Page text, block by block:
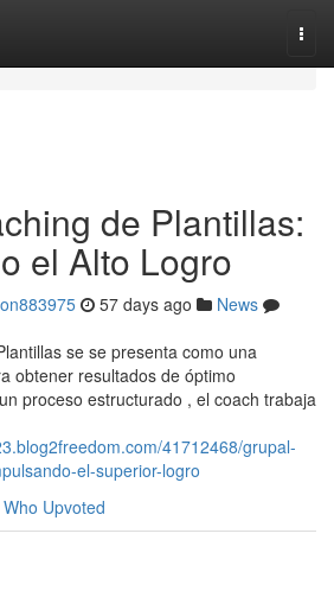
de Plantillas:
el Alto Logro
57 days ago
News
se se presenta como una
obtener resultados de óptimo
proceso estructurado , el coach trabaja
41712468/grupal-
el-superior-logro
Who Upvoted